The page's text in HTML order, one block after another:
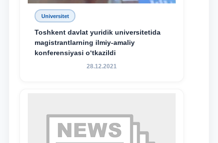
Universitet
Toshkent davlat yuridik universitetida
magistrantlarning ilmiy-amaliy
konferensiyasi o‘tkazildi
28.12.2021